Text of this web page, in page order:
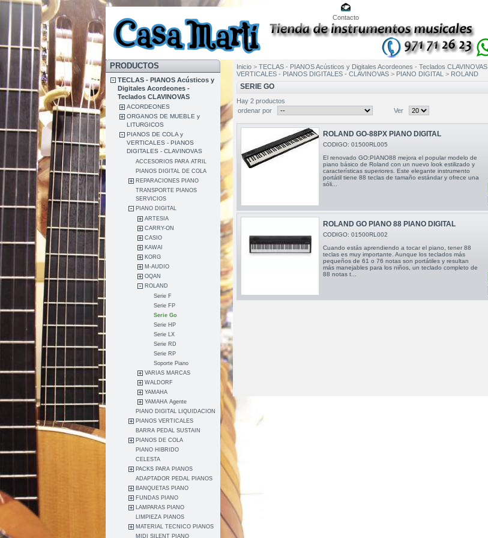
Contacto
PRODUCTOS
TECLAS - PIANOS Acústicos y
Digitales Acordeones -
Teclados CLAVINOVAS
ACORDEONES
ORGANOS DE MUEBLE y
LITURGICOS
PIANOS DE COLA y
VERTICALES - PIANOS
DIGITALES - CLAVINOVAS
ACCESORIOS PARA ATRIL
PIANOS DIGITAL DE COLA
REPARACIONES PIANO
TRANSPORTE PIANOS
SERVICIOS
PIANO DIGITAL
ARTESIA
CARRY-ON
CASIO
KAWAI
KORG
M-AUDIO
OQAN
ROLAND
Serie F
Serie FP
Serie Go
Serie HP
Serie LX
Serie RD
Serie RP
Soporte Piano
VARIAS MARCAS
WALDORF
YAMAHA
YAMAHA Agente
PIANO DIGITAL LIQUIDACION
PIANOS VERTICALES
BARRA PEDAL SUSTAIN
PIANOS DE COLA
PIANO HIBRIDO
CELESTA
PACKS PARA PIANOS
ADAPTADOR PEDAL PIANOS
BANQUETAS PIANO
FUNDAS PIANO
LAMPARAS PIANO
LIMPIEZA PIANOS
MATERIAL TECNICO PIANOS
MIDI SILENT PIANO
Inicio > TECLAS - PIANOS Acústicos y Digitales Acordeones - Teclados CLAVINOVAS
VERTICALES - PIANOS DIGITALES - CLAVINOVAS > PIANO DIGITAL > ROLAND
SERIE GO
Hay 2 productos
ordenar por
Ver
ROLAND GO-88PX PIANO DIGITAL
CODIGO: 01500RL005
El renovado GO:PIANO88 mejora el popular modelo de
piano básico de Roland con un nuevo look estilizado y
características superiores. Este elegante instrumento
portátil tiene 88 teclas de tamaño estándar y ofrece una
sóli...
ROLAND GO PIANO 88 PIANO DIGITAL
CODIGO: 01500RL002
Cuando estás aprendiendo a tocar el piano, tener 88
teclas es muy importante. Aunque los teclados más
pequeños de 61 o 76 notas son portátiles y resultan
más manejables para los niños, un teclado completo de
88 notas t...